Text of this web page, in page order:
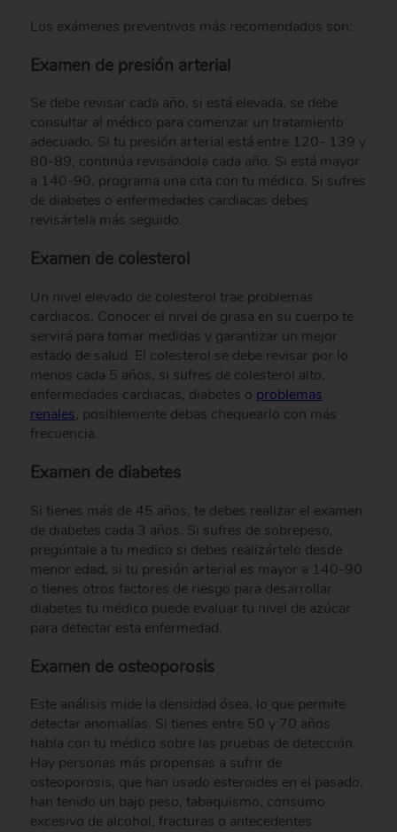
Los exámenes preventivos más recomendados son:
Examen de presión arterial
Se debe revisar cada año, si está elevada, se debe
consultar al médico para comenzar un tratamiento
adecuado. Si tu presión arterial está entre 120- 139 y
80-89, continúa revisándola cada año. Si está mayor
a 140-90, programa una cita con tu médico. Si sufres
de diabetes o enfermedades cardiacas debes
revisártela más seguido.
Examen de colesterol
Un nivel elevado de colesterol trae problemas
cardiacos. Conocer el nivel de grasa en su cuerpo te
servirá para tomar medidas y garantizar un mejor
estado de salud. El colesterol se debe revisar por lo
menos cada 5 años, si sufres de colesterol alto,
enfermedades cardiacas, diabetes o problemas
renales, posiblemente debas chequearlo con más
frecuencia.
Examen de diabetes
Si tienes más de 45 años, te debes realizar el examen
de diabetes cada 3 años. Si sufres de sobrepeso,
pregúntale a tu medico si debes realizártelo desde
menor edad, si tu presión arterial es mayor a 140-90
o tienes otros factores de riesgo para desarrollar
diabetes tu médico puede evaluar tu nivel de azúcar
para detectar esta enfermedad.
Examen de osteoporosis
Este análisis mide la densidad ósea, lo que permite
detectar anomalías. Si tienes entre 50 y 70 años
habla con tu médico sobre las pruebas de detección.
Hay personas más propensas a sufrir de
osteoporosis, que han usado esteroides en el pasado,
han tenido un bajo peso, tabaquismo, consumo
excesivo de alcohol, fracturas o antecedentes